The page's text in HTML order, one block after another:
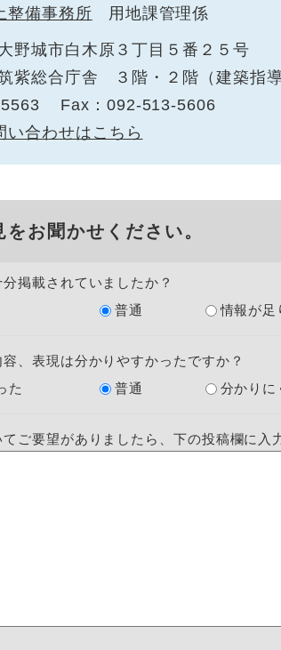
整備事務所 用地課管理係
野城市白木原３丁目５番２５号
紫総合庁舎 ３階・２階（建築指導
Fax：092-513-5606
い合わせはこちら
お聞かせください。
掲載されていましたか？
普通 情報が足
、表現は分かりやすかったですか？
た
普通 分かりに
ご要望がありましたら、下の投稿欄に入